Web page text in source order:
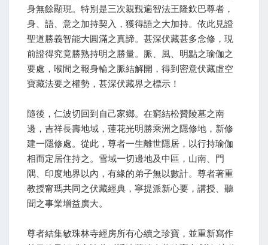
身無餘顯現。特別是三次親覲遍智法王隆欽巴尊者，
身、語、意之加持契入，獲得語之大加持。依此見證
聖道勝義智能大圓滿之真諦。甚深伏藏甚多念修，現
前證得究竟勝熟持明之勝量。脈、風、明點之瑜伽之
要處，喉間之報身輪之脈結解開，得到密意伏藏虛空
寶藏法要之權勢，甚深伏藏界之標示！
隨後，仁波切回到自己家鄉。在窮結松贊陵墓之南
邊，吉祥長壽地域，蓮花光明勝乘洲之隱修地，新修
建一隱修處。從此，尊者一生離世隱居，以行持瑜伽
相而定居住持之。雪域一切邊地及中區，山南、門
隅、印度地界以內，有緣的弟子無以數計。尊者著重
教授甯瑪共同之伏藏經典，寧提派新心要，講授、聽
聞之事業增益廣大。
尊者結集敏珠林寺經房所有心續之珍寶，並重新寫作